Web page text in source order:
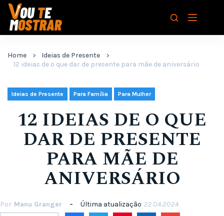
Pular
para
Home
Ideias de Presente
12 ideias de o que dar de presente para mãe de aniversário
Ideias de Presente Para Família Para Mulher
12 IDEIAS DE O QUE
DAR DE PRESENTE
PARA MÃE DE
ANIVERSÁRIO
Por Manu Granger Última atualização 22.04.2024